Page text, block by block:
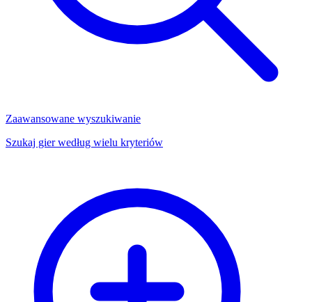
Zaawansowane wyszukiwanie
Szukaj gier według wielu kryteriów